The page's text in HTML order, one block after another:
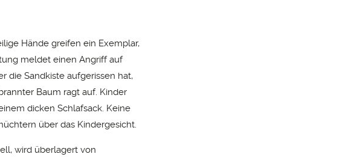
Hände greifen ein Exemplar,
meldet einen Angriff auf
die Sandkiste aufgerissen hat,
Baum ragt auf. Kinder
dicken Schlafsack. Keine
über das Kindergesicht.
wird überlagert von